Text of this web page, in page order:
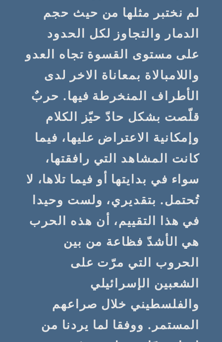
لم نختبر مثلها من حيث حجم
الدمار والتجاوز لكل الحدود
على مستوى القسوة تجاه العدو
واللامبالاة بمعاناة الاخر لدى
الأطراف المنخرطة فيها. حربٌ
قلّصت بشكل حادّ حيّز الكلام
وإمكانية الاعتراض عليها، فيما
كانت المشاهد التي رافقتها،
سواء في بدايتها أو فيما تلاها، لا
تُحتمل. بتقديري، ولست وحيدا
في هذا التقييم، أن هذه الحرب
هي الأشدّ فظاعة من بين
الحروب التي مرّت على
الشعبين الإسرائيلي
والفلسطيني خلال صراعهم
المستمر. ووفقا لما يردنا من